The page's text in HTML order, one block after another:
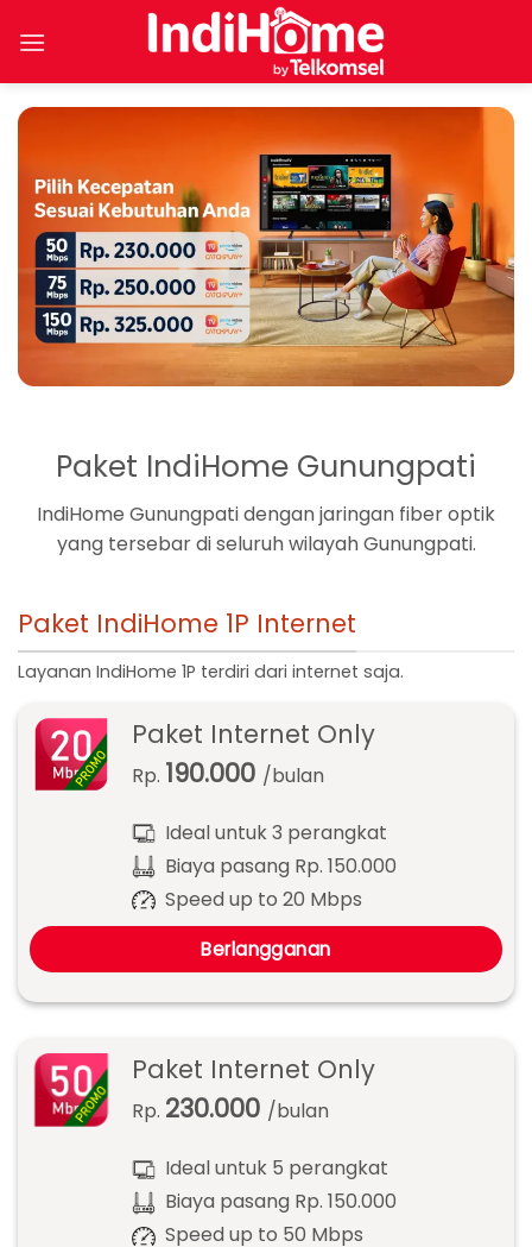
Paket IndiHome Gunungpati
IndiHome Gunungpati dengan jaringan fiber optik
yang tersebar di seluruh wilayah Gunungpati.
Paket IndiHome 1P Internet
Layanan IndiHome 1P terdiri dari internet saja.
Paket Internet Only
Rp. 190.000 /bulan
Ideal untuk 3 perangkat
Biaya pasang Rp. 150.000
Speed up to 20 Mbps
Berlangganan
Paket Internet Only
Rp. 230.000 /bulan
Ideal untuk 5 perangkat
Biaya pasang Rp. 150.000
Speed up to 50 Mbps